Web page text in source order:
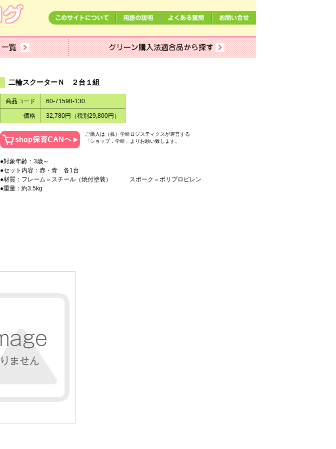
二輪スクーターＮ ２台１組
商品コード 60-71598-130
価格 32,780円（税別29,800円）
ご購入は（株）学研ロジスティクスが運営する
「ショップ．学研」よりお願い致します。
●対象年齢：3歳～
●セット内容：赤・青 各1台
●材質：フレーム＝スチール（焼付塗装） スポーク＝ポリプロピレン
●重量：約3.5kg